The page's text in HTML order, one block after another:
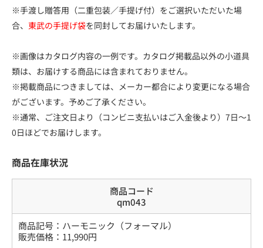
※手渡し贈答用（二重包装／手提げ付）をご選択いただいた場
合、 東武の手提げ袋を同封してお届けいたします。
※画像はカタログ内容の一例です。カタログ掲載品以外の小道具
類は、お届けする商品には含まれておりません。
※掲載商品につきましては、メーカー都合により変更になる場合
がございます。予めご了承ください。
※通常、ご注文日より（コンビニ支払いはご入金後より）7日～1
0日ほどでお届けします。
商品在庫状況
商品コード
qm043
商品記号： ハーモニック（フォーマル）
販売価格： 11,990円